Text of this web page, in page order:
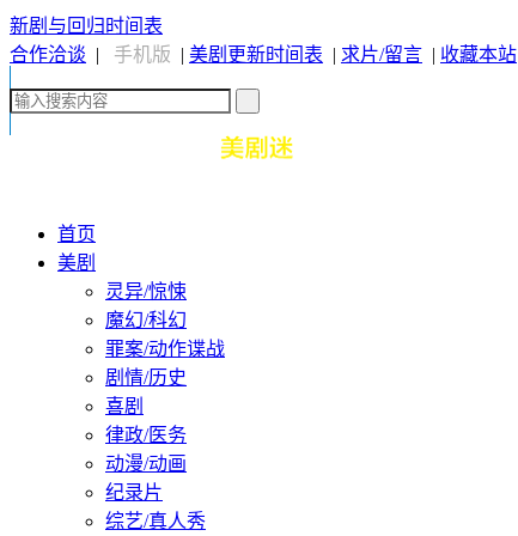
新剧与回归时间表
合作洽谈 | 手机版 | 美剧更新时间表 | 求片/留言 | 收藏本站
首页
美剧
灵异/惊悚
魔幻/科幻
罪案/动作谍战
剧情/历史
喜剧
律政/医务
动漫/动画
纪录片
综艺/真人秀